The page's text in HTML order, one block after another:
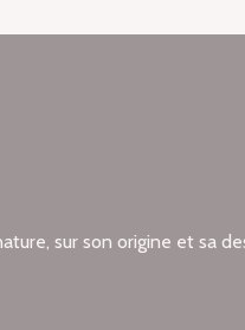
sur son origine et sa